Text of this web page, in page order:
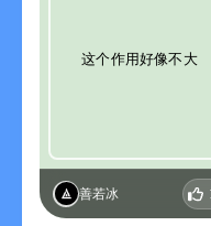
这个作用好像不大
善若冰